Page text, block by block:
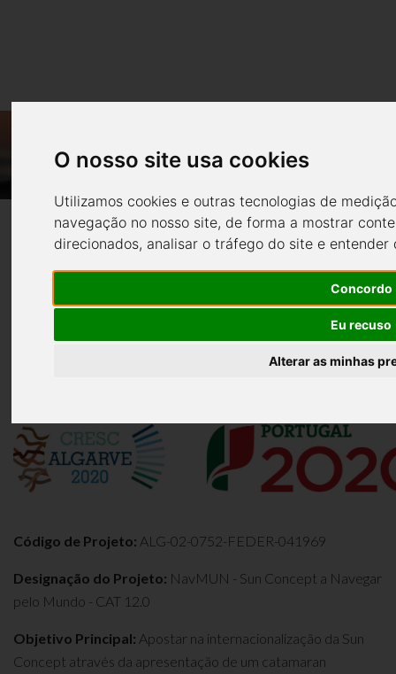
O nosso site usa cookies
Utilizamos cookies e outras tecnologias de
navegação no nosso site, de forma a mostrar
direcionados, analisar o tráfego do site e
Concordo
Eu recuso
Alterar as minhas
PELO MUNDO CAT12.0. ALG-02-0752-
FEDER-041969
Empresa Cofinanciamento
Navegar pelo Mundo
CAT12.0. ALG-02-0752-
FEDER-041969
Código de Projeto: ALG-02-0752-FEDER-041969
Designação do Projeto: NavMUN - Sun Concept a Navegar
pelo Mundo - CAT 12.0
Objetivo Principal: Apostar na internacionalização da Sun
Concept através da apresentação de um catamaran